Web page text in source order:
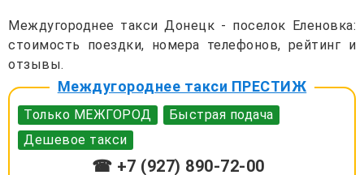
Междугороднее такси Донецк - поселок Еленовка:
стоимость поездки, номера телефонов, рейтинг и
отзывы.
Междугороднее такси ПРЕСТИЖ
Только МЕЖГОРОД
Быстрая подача
Дешевое такси
☎ +7 (927) 890-72-00